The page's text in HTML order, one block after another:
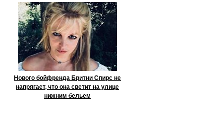
Нового бойфренда Бритни Спирс не
напрягает, что она светит на улице
нижним бельем